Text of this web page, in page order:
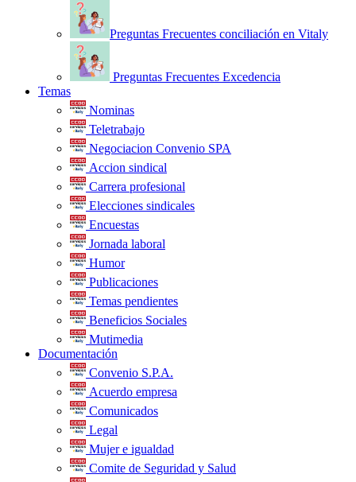
Preguntas Frecuentes conciliación en Vitaly
Preguntas Frecuentes Excedencia
Temas
Nominas
Teletrabajo
Negociacion Convenio SPA
Accion sindical
Carrera profesional
Elecciones sindicales
Encuestas
Jornada laboral
Humor
Publicaciones
Temas pendientes
Beneficios Sociales
Mutimedia
Documentación
Convenio S.P.A.
Acuerdo empresa
Comunicados
Legal
Mujer e igualdad
Comite de Seguridad y Salud